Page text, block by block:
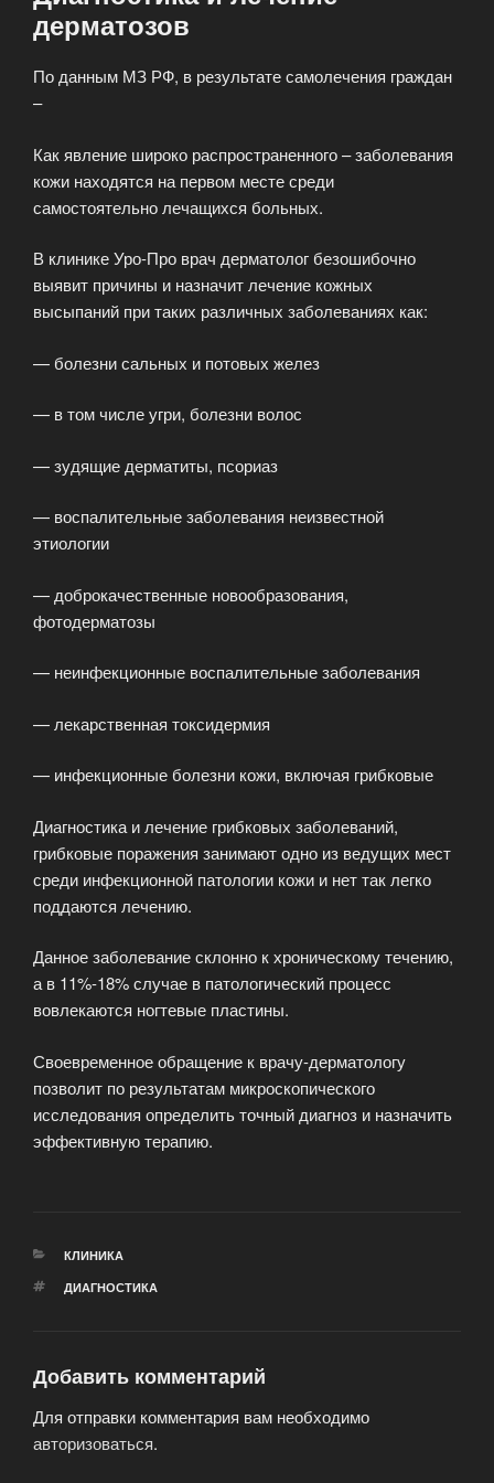
дерматозов
По данным МЗ РФ, в результате самолечения граждан
–
Как явление широко распространенного – заболевания
кожи находятся на первом месте среди
самостоятельно лечащихся больных.
В клинике Уро-Про врач дерматолог безошибочно
выявит причины и назначит лечение кожных
высыпаний при таких различных заболеваниях как:
— болезни сальных и потовых желез
— в том числе угри, болезни волос
— зудящие дерматиты, псориаз
— воспалительные заболевания неизвестной
этиологии
— доброкачественные новообразования,
фотодерматозы
— неинфекционные воспалительные заболевания
— лекарственная токсидермия
— инфекционные болезни кожи, включая грибковые
Диагностика и лечение грибковых заболеваний,
грибковые поражения занимают одно из ведущих мест
среди инфекционной патологии кожи и нет так легко
поддаются лечению.
Данное заболевание склонно к хроническому течению,
а в 11%-18% случае в патологический процесс
вовлекаются ногтевые пластины.
Своевременное обращение к врачу-дерматологу
позволит по результатам микроскопического
исследования определить точный диагноз и назначить
эффективную терапию.
РУБРИКИ
КЛИНИКА
МЕТКИ
ДИАГНОСТИКА
Добавить комментарий
Для отправки комментария вам необходимо
авторизоваться.